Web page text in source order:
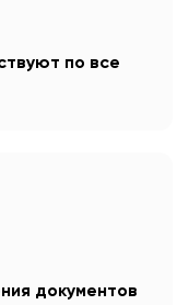
по все
документов